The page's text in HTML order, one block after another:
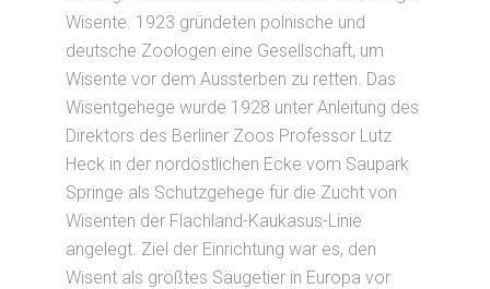
Wisente. 1923 gründeten polnische und
deutsche Zoologen eine Gesellschaft, um
Wisente vor dem Aussterben zu retten. Das
Wisentgehege wurde 1928 unter Anleitung des
Direktors des Berliner Zoos Professor Lutz
Heck in der nordöstlichen Ecke vom Saupark
Springe als Schutzgehege für die Zucht von
Wisenten der Flachland-Kaukasus-Linie
angelegt. Ziel der Einrichtung war es, den
Wisent als größtes Säugetier in Europa vor